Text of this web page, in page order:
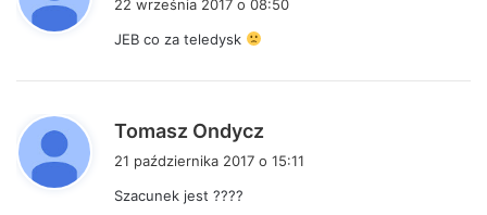
22 września 2017 o 08:50
JEB co za teledysk
Tomasz Ondycz
21 października 2017 o 15:11
Szacunek jest ????